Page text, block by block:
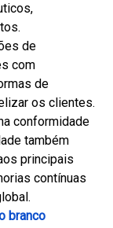
de
com
de
os clientes.
conformidade
também
principais
contínuas
branco